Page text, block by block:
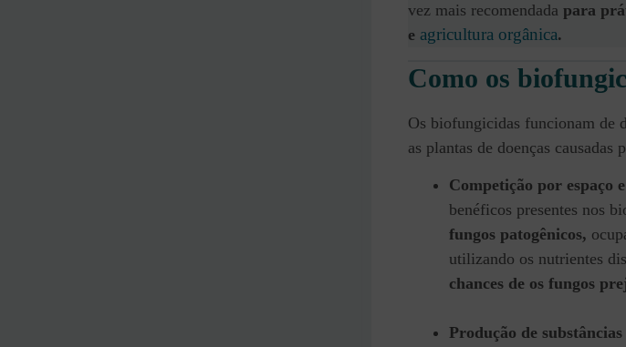
vez mais recomendada para
e agricultura orgânica.
Como os
Os biofungicidas funcionam de
as plantas de doenças
Competição por espaço
benéficos presentes nos
fungos patogênicos,
utilizando os nutrientes
chances de os fungos
Produção de